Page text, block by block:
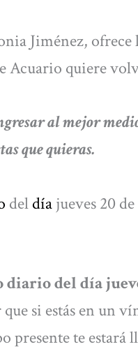
Jiménez,
Acuario quiere
al mejor
que quieras.
deldíajueves 20
diario del día
si estás en un
presente te estará